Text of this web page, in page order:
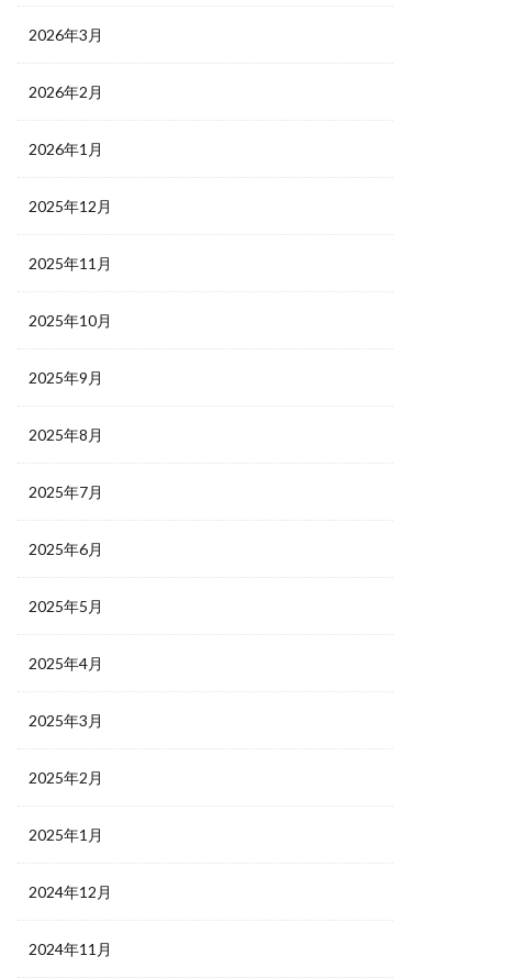
2026年3月
2026年2月
2026年1月
2025年12月
2025年11月
2025年10月
2025年9月
2025年8月
2025年7月
2025年6月
2025年5月
2025年4月
2025年3月
2025年2月
2025年1月
2024年12月
2024年11月